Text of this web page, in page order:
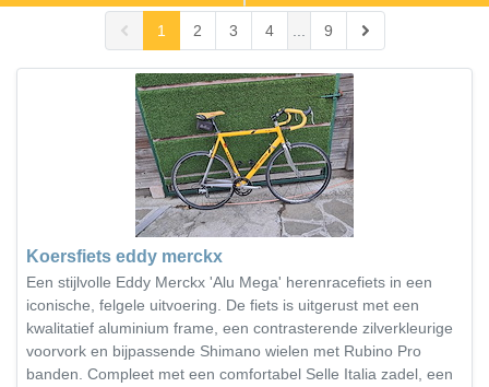
1 2 3 4 9
Koersfiets eddy merckx
Een stijlvolle Eddy Merckx 'Alu Mega' herenracefiets in een
iconische, felgele uitvoering. De fiets is uitgerust met een
kwalitatief aluminium frame, een contrasterende zilverkleurige
voorvork en bijpassende Shimano wielen met Rubino Pro
banden. Compleet met een comfortabel Selle Italia zadel, een